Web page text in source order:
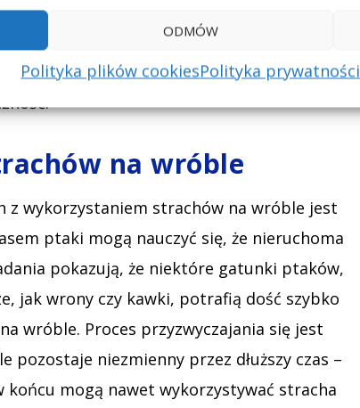
ODMÓW
Polityka plików cookiesPolityka prywatności
i skutecznie zniechęcać do
wizualnych i dźwiękowych elementów
oddziałuje jednocześnie na dwa zmysły
na wróble
z wykorzystaniem strachów na wróble jest
ptaki mogą nauczyć się, że nieruchoma
pokazują, że niektóre gatunki ptaków,
jak wrony czy kawki, potrafią dość szybko
wróble. Proces przyzwyczajania się jest
pozostaje niezmienny przez dłuższy czas –
mogą nawet wykorzystywać stracha